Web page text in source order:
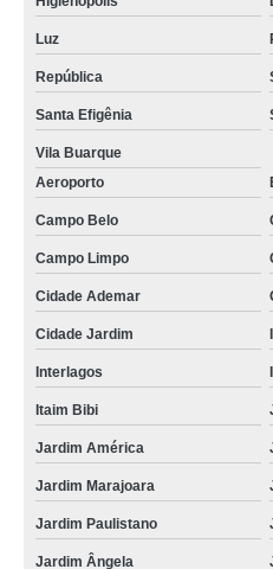
Luz
República
Santa Efigênia
Vila Buarque
Aeroporto
Campo Belo
Campo Limpo
Cidade Ademar
Cidade Jardim
Interlagos
Itaim Bibi
Jardim América
Jardim Marajoara
Jardim Paulistano
Jardim Ângela